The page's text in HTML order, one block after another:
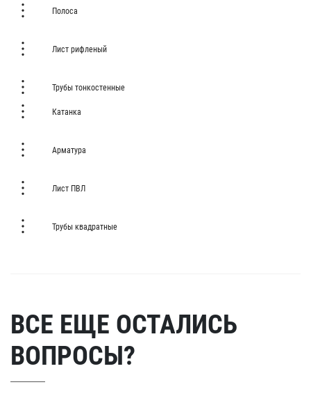
Полоса
Лист рифленый
Трубы тонкостенные
Катанка
Арматура
Лист ПВЛ
Трубы квадратные
ВСЕ ЕЩЕ ОСТАЛИСЬ
ВОПРОСЫ?